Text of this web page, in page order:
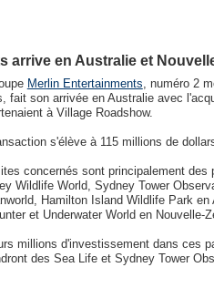
arrive en Australie et
Merlin Entertainments, numéro 2
fait son arrivée en Australie avec
à Village Roadshow.
s'élève à 115 millions de
concernés sont principalement des
Wildlife World, Sydney Tower
Hamilton Island Wildlife Park
et Underwater World en Nouvelle-
millions d'investissement dans ces
des Sea Life et Sydney Tower